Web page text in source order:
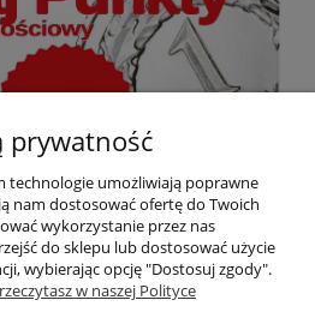
prywatność
technologie umożliwiają poprawne
nam dostosować ofertę do Twoich
wykorzystanie przez nas
do sklepu lub dostosować użycie
wybierając opcję "Dostosuj zgody".
w naszej Polityce